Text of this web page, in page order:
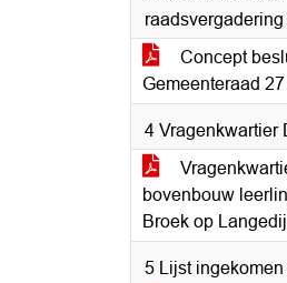
Concept
Gemeenteraad
4 Vragenkwartier
bovenbouw
Broek op
5 Lijst ingekomen